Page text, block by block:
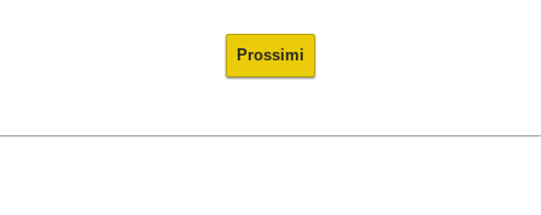
Prossimi